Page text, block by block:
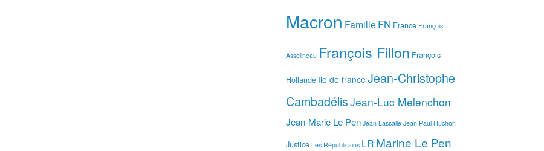
Macron FamilleFN France François
Asselineau François Fillon François
Hollande Ile de france Jean-Christophe
CambadélisJean-Luc Melenchon
Jean-Marie Le Pen Jean Lassalle Jean Paul Huchon
Justice Les Républicains LR Marine Le Pen